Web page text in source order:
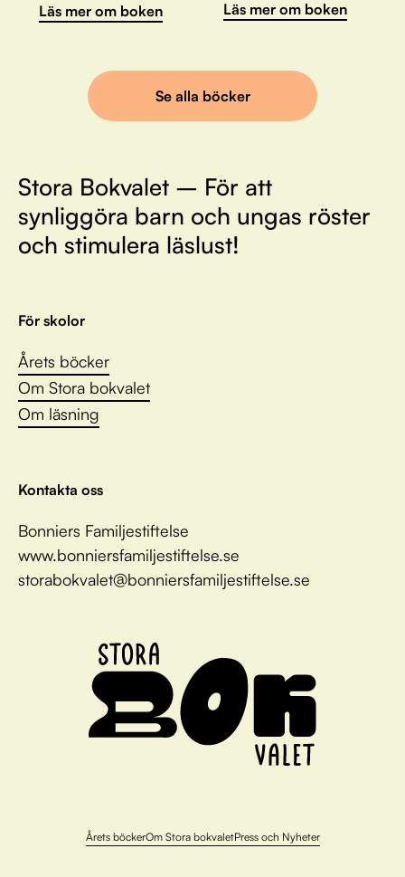
Läs mer om boken Läs mer om boken
Se alla böcker
Stora Bokvalet – För att
synliggöra barn och ungas röster
och stimulera läslust!
För skolor
Årets böcker
Om Stora bokvalet
Om läsning
Kontakta oss
Bonniers Familjestiftelse
www.bonniersfamiljestiftelse.se
storabokvalet@bonniersfamiljestiftelse.se
Årets böckerOm Stora bokvaletPress och Nyheter